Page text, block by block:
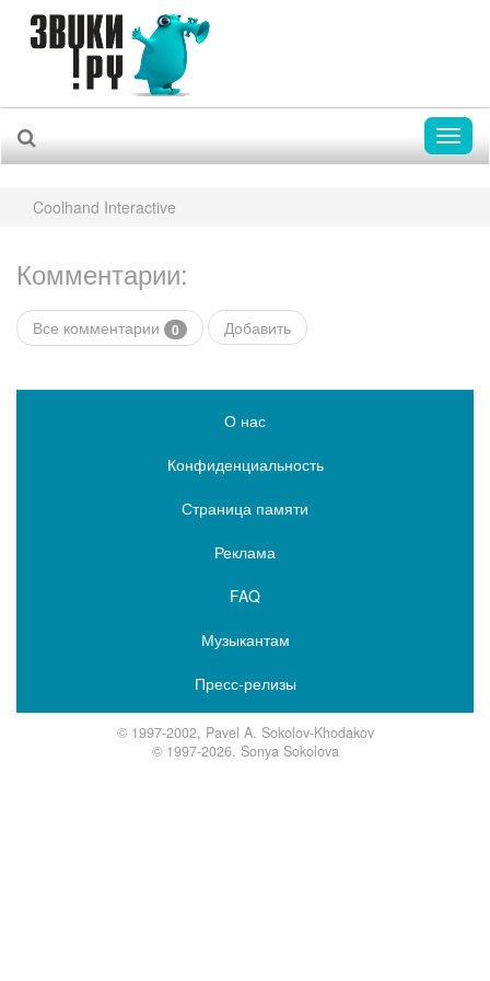
Coolhand Interactive
Комментарии:
Все комментарии 0 Добавить
О нас
Конфиденциальность
Страница памяти
Реклама
FAQ
Музыкантам
Пресс-релизы
© 1997-2002, Pavel A. Sokolov-Khodakov
© 1997-2026, Sonya Sokolova